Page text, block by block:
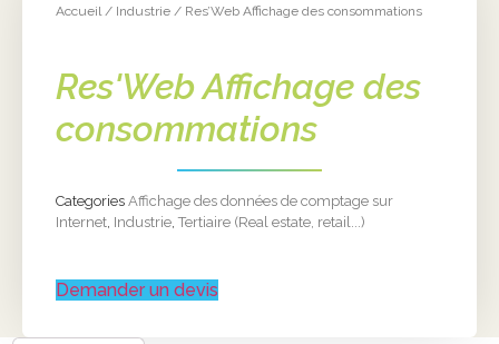
Accueil / Industrie / Res’Web Affichage des consommations
Res'Web Affichage des
consommations
Categories Affichage des données de comptage sur
Internet Industrie ,Tertiaire (Real estate, retail...)
Demander un devis